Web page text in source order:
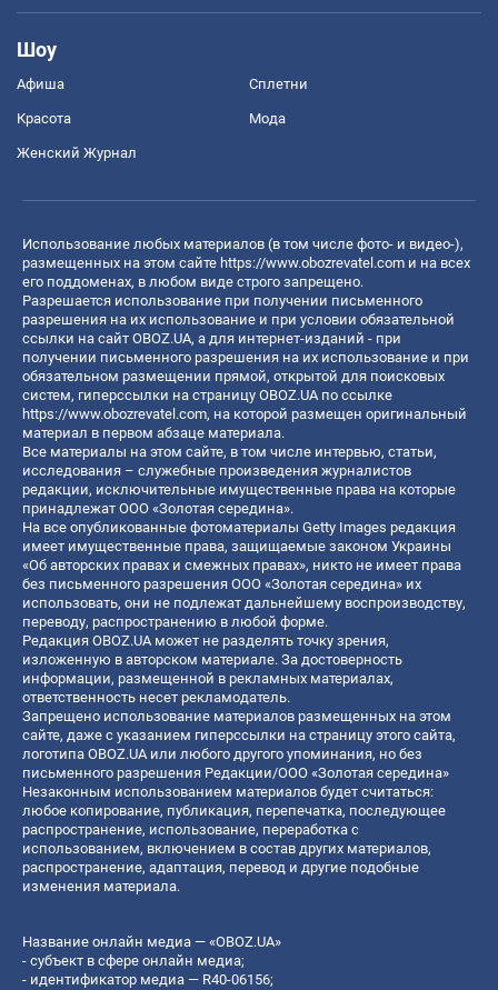
Шоу
Афиша Сплетни
Красота Мода
Женский Журнал
Использование любых материалов (в том числе фото- и видео-),
размещенных на этом сайте https://www.obozrevatel.com и на всех
его поддоменах, в любом виде строго запрещено.
Разрешается использование при получении письменного
разрешения на их использование и при условии обязательной
ссылки на сайт OBOZ.UA, а для интернет-изданий - при
получении письменного разрешения на их использование и при
обязательном размещении прямой, открытой для поисковых
систем, гиперссылки на страницу OBOZ.UA по ссылке
https://www.obozrevatel.com, на которой размещен оригинальный
материал в первом абзаце материала.
Все материалы на этом сайте, в том числе интервью, статьи,
исследования – служебные произведения журналистов
редакции, исключительные имущественные права на которые
принадлежат ООО «Золотая середина».
На все опубликованные фотоматериалы Getty Images редакция
имеет имущественные права, защищаемые законом Украины
«Об авторских правах и смежных правах», никто не имеет права
без письменного разрешения ООО «Золотая середина» их
использовать, они не подлежат дальнейшему воспроизводству,
переводу, распространению в любой форме.
Редакция OBOZ.UA может не разделять точку зрения,
изложенную в авторском материале. За достоверность
информации, размещенной в рекламных материалах,
ответственность несет рекламодатель.
Запрещено использование материалов размещенных на этом
сайте, даже с указанием гиперссылки на страницу этого сайта,
логотипа OBOZ.UA или любого другого упоминания, но без
письменного разрешения Редакции/ООО «Золотая середина»
Незаконным использованием материалов будет считаться:
любое копирование, публикация, перепечатка, последующее
распространение, использование, переработка с
использованием, включением в состав других материалов,
распространение, адаптация, перевод и другие подобные
изменения материала.
Название онлайн медиа — «OBOZ.UA»
- субъект в сфере онлайн медиа;
- идентификатор медиа — R40-06156;